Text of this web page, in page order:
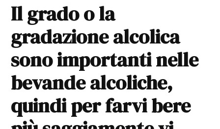
Il grado o la
gradazione alcolica
sono importanti nelle
bevande alcoliche,
quindi per farvi bere